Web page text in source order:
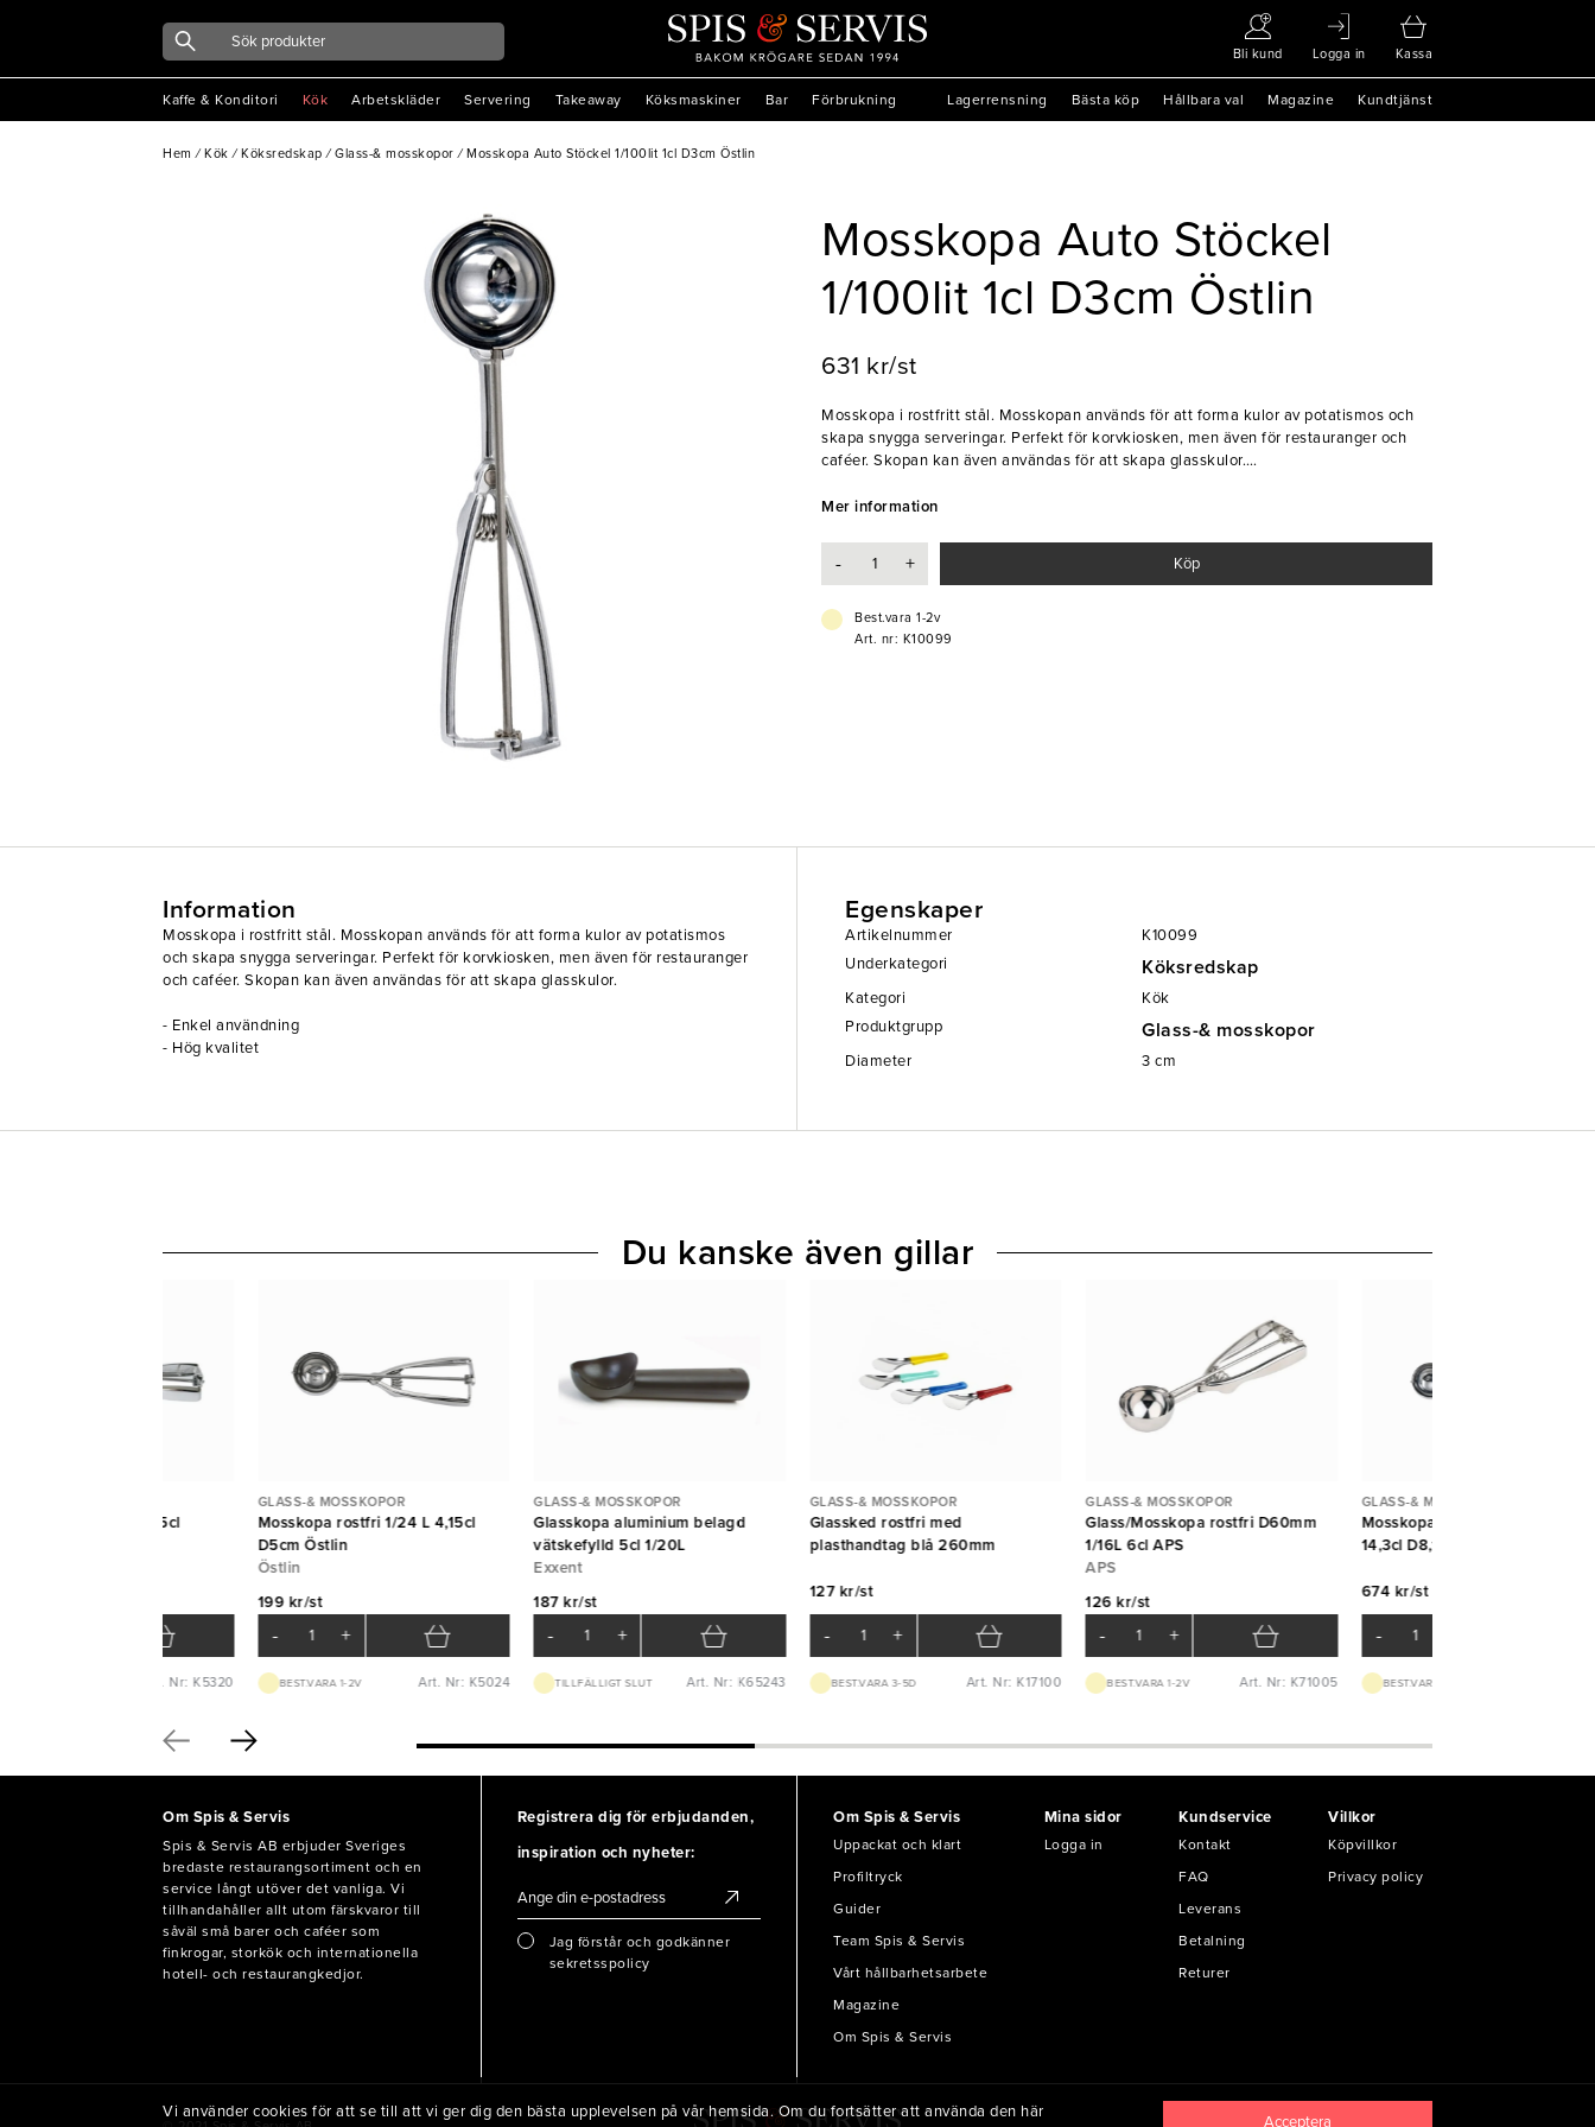
Bli kund Logga in Kassa
Kaffe & Konditori Kök Arbetskläder Servering Takeaway Köksmaskiner Bar Förbrukning Lagerrensning Bästa köp Hållbara val Magazine Kundtjänst
Hem / Kök / Köksredskap / Glass-& mosskopor / Mosskopa Auto Stöckel 1/100lit 1cl D3cm Östlin
Mosskopa Auto Stöckel
1/100lit 1cl D3cm Östlin
631 kr/st
Mosskopa i rostfritt stål. Mosskopan används för att forma kulor av potatismos och
skapa snygga serveringar. Perfekt för korvkiosken, men även för restauranger och
caféer. Skopan kan även användas för att skapa glasskulor.
- Enkel användning
Mer information
- + Köp
Best.vara 1-2v
Art. nr: K10099
Information
Mosskopa i rostfritt stål. Mosskopan används för att forma kulor av potatismos
och skapa snygga serveringar. Perfekt för korvkiosken, men även för restauranger
och caféer. Skopan kan även användas för att skapa glasskulor.
- Enkel användning
- Hög kvalitet
Egenskaper
Artikelnummer
K10099
Underkategori
Köksredskap
Kategori
Kök
Produktgrupp
Glass-& mosskopor
Diameter 3 cm
rostfri 1/20 L 5cl
Art. Nr: K5320
GLASS-& MOSSKOPOR
Mosskopa rostfri 1/24 L 4,15cl
D5cm Östlin
Östlin
199 kr/st
- +
BEST.VARA 1-2V Art. Nr: K5024
GLASS-& MOSSKOPOR
Glasskopa aluminium belagd
vätskefylld 5cl 1/20L
Exxent
187 kr/st
- +
TILLFÄLLIGT SLUT Art. Nr: K65243
GLASS-& MOSSKOPOR
Glassked rostfri med
plasthandtag blå 260mm
127 kr/st
- +
BEST.VARA 3-5D Art. Nr: K17100
GLASS-& MOSSKOPOR
Glass/Mosskopa rostfri D60mm
1/16L 6cl APS
APS
126 kr/st
- +
BEST.VARA 1-2V Art. Nr: K71005
GLASS-& MOSSKOPOR
Mosskopa Auto Stöckel 1/7lit
14,3cl D8,1cm Östlin
674 kr/st
-
BEST.VARA 1-2V
Du kanske även gillar
Om Spis & Servis
Spis & Servis AB erbjuder Sveriges
bredaste restaurangsortiment och en
service långt utöver det vanliga. Vi
tillhandahåller allt utom färskvaror till
såväl små barer och caféer som
finkrogar, storkök och internationella
hotell- och restaurangkedjor.
Registrera dig för erbjudanden,
inspiration och nyheter:
Jag förstår och godkänner
sekretsspolicy
Om Spis & Servis
Uppackat och klart
Profiltryck
Guider
Team Spis & Servis
Vårt hållbarhetsarbete
Magazine
Om Spis & Servis
Mina sidor
Logga in
Kundservice
Kontakt
FAQ
Leverans
Betalning
Returer
Villkor
Köpvillkor
Privacy policy
Vi använder cookies för att se till att vi ger dig den bästa upplevelsen på vår hemsida. Om du fortsätter att använda den här
Acceptera